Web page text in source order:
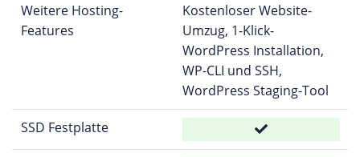
Weitere Hosting-
Features
Kostenloser Website-
Umzug, 1-Klick-
WordPress Installation,
WP-CLI und SSH,
WordPress Staging-Tool
SSD Festplatte